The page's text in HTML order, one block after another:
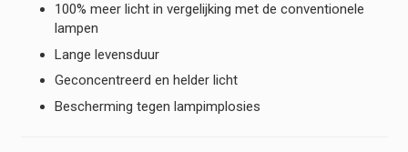
100% meer licht in vergelijking met de conventionele
lampen
Lange levensduur
Geconcentreerd en helder licht
Bescherming tegen lampimplosies